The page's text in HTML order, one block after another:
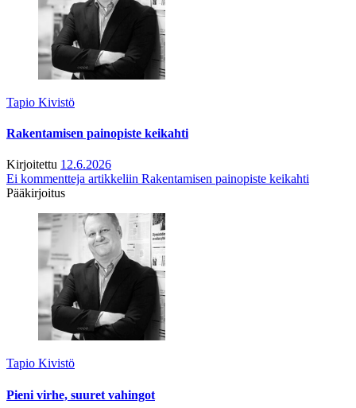
Tapio Kivistö
Rakentamisen painopiste keikahti
Kirjoitettu 12.6.2026
Ei kommentteja artikkeliin Rakentamisen painopiste keikahti
Pääkirjoitus
Tapio Kivistö
Pieni virhe, suuret vahingot